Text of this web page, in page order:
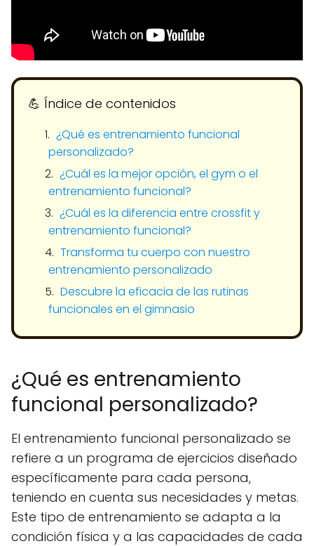
💪​ Índice de contenidos
¿Qué es entrenamiento funcional
personalizado?
¿Cuál es la mejor opción, el gym o el
entrenamiento funcional?
¿Cuál es la diferencia entre crossfit y
entrenamiento funcional?
Transforma tu cuerpo con nuestro
entrenamiento personalizado
Descubre la eficacia de las rutinas
funcionales en el gimnasio
¿Qué es entrenamiento
funcional personalizado?
El entrenamiento funcional personalizado se
refiere a un programa de ejercicios diseñado
específicamente para cada persona,
teniendo en cuenta sus necesidades y metas.
Este tipo de entrenamiento se adapta a la
condición física y a las capacidades de cada